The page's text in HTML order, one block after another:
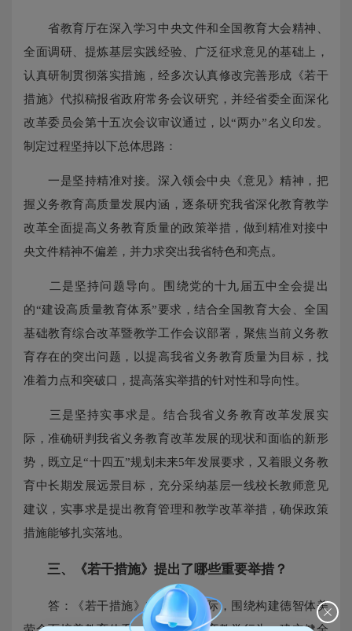
省教育厅在深入学习中央文件和全国教育大会精神、
全面调研、提炼基层实践经验、广泛征求意见的基础上，
认真研制贯彻落实措施，经多次认真修改完善形成《若干
措施》代拟稿报省政府常务会议研究，并经省委全面深化
改革委员会第十五次会议审议通过，以“两办”名义印发。
制定过程坚持以下总体思路：
一是坚持精准对接。深入领会中央《意见》精神，把
握义务教育高质量发展内涵，逐条研究我省深化教育教学
改革全面提高义务教育质量的政策举措，做到精准对接中
央文件精神不偏差，并力求突出我省特色和亮点。
二是坚持问题导向。围绕党的十九届五中全会提出
的“建设高质量教育体系”要求，结合全国教育大会、全国
基础教育综合改革暨教学工作会议部署，聚焦当前义务教
育存在的突出问题，以提高我省义务教育质量为目标，找
准着力点和突破口，提高落实举措的针对性和导向性。
三是坚持实事求是。结合我省义务教育改革发展实
际，准确研判我省义务教育改革发展的现状和面临的新形
势，既立足“十四五”规划未来5年发展要求，又着眼义务教
育中长期发展远景目标，充分采纳基层一线校长教师意见
建议，实事求是提出教育管理和教学改革举措，确保政策
措施能够扎实落地。
三、《若干措施》提出了哪些重要举措？
答：《若干措施》立足我省实际，围绕构建德智体美